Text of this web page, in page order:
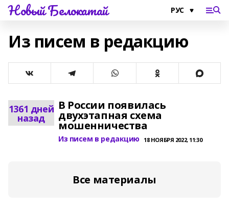
Новый Белокатай
Из писем в редакцию
1361 дней
назад
В России появилась
двухэтапная схема
мошенничества
Из писем в редакцию 18 НОЯБРЯ 2022, 11:30
Все материалы